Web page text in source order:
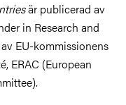
är publicerad av
in Research and
EU-kommissionens
ERAC (European